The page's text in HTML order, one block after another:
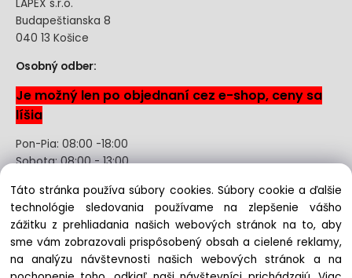
LAPEX s.r.o.
Budapeštianska 8
040 13 Košice
Osobný odber:
Je možný len po objednaní cez e-shop, ceny sa
líšia
Pon-Pia: 08:00 -18:00
Sobota: 08:00 - 13:00
Odstúpenie od kúpnej zmluvy uzavretej na diaľku bez
registrácie
Táto stránka používa súbory cookies. Súbory cookie a ďalšie
technológie sledovania používame na zlepšenie vášho
zážitku z prehliadania našich webových stránok na to, aby
sme vám zobrazovali prispôsobený obsah a cielené reklamy,
na analýzu návštevnosti našich webových stránok a na